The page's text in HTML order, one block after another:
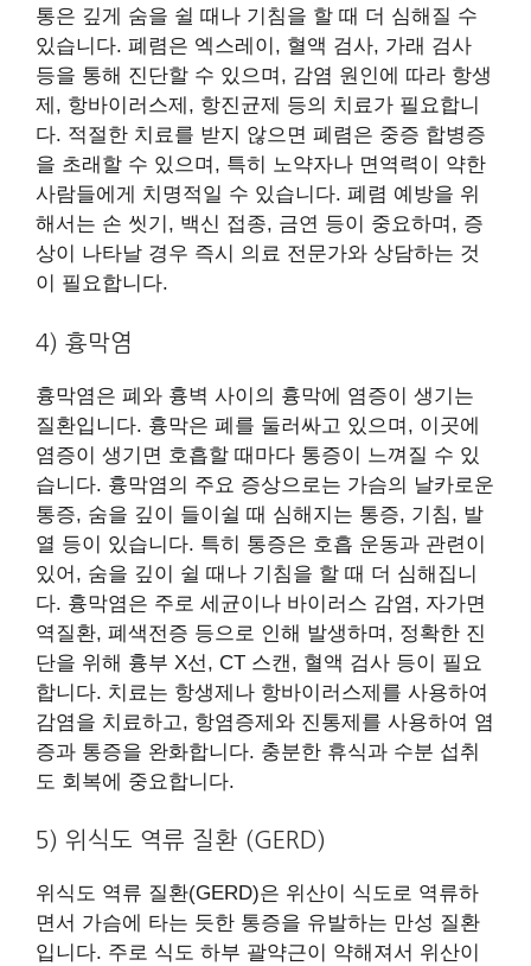
통은 깊게 숨을 쉴 때나 기침을 할 때 더 심해질 수
있습니다. 폐렴은 엑스레이, 혈액 검사, 가래 검사
등을 통해 진단할 수 있으며, 감염 원인에 따라 항생
제, 항바이러스제, 항진균제 등의 치료가 필요합니
다. 적절한 치료를 받지 않으면 폐렴은 중증 합병증
을 초래할 수 있으며, 특히 노약자나 면역력이 약한
사람들에게 치명적일 수 있습니다. 폐렴 예방을 위
해서는 손 씻기, 백신 접종, 금연 등이 중요하며, 증
상이 나타날 경우 즉시 의료 전문가와 상담하는 것
이 필요합니다.
4) 흉막염
흉막염은 폐와 흉벽 사이의 흉막에 염증이 생기는
질환입니다. 흉막은 폐를 둘러싸고 있으며, 이곳에
염증이 생기면 호흡할 때마다 통증이 느껴질 수 있
습니다. 흉막염의 주요 증상으로는 가슴의 날카로운
통증, 숨을 깊이 들이쉴 때 심해지는 통증, 기침, 발
열 등이 있습니다. 특히 통증은 호흡 운동과 관련이
있어, 숨을 깊이 쉴 때나 기침을 할 때 더 심해집니
다. 흉막염은 주로 세균이나 바이러스 감염, 자가면
역질환, 폐색전증 등으로 인해 발생하며, 정확한 진
단을 위해 흉부 X선, CT 스캔, 혈액 검사 등이 필요
합니다. 치료는 항생제나 항바이러스제를 사용하여
감염을 치료하고, 항염증제와 진통제를 사용하여 염
증과 통증을 완화합니다. 충분한 휴식과 수분 섭취
도 회복에 중요합니다.
5) 위식도 역류 질환 (GERD)
위식도 역류 질환(GERD)은 위산이 식도로 역류하
면서 가슴에 타는 듯한 통증을 유발하는 만성 질환
입니다. 주로 식도 하부 괄약근이 약해져서 위산이